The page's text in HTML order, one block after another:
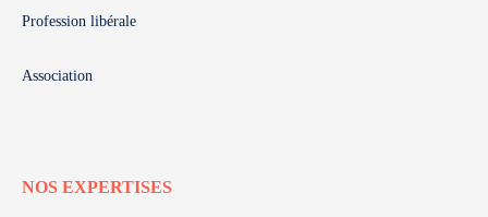
Profession libérale
Association
NOS EXPERTISES